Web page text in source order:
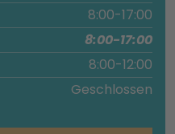
8:00-17:00
8:00-17:00
8:00-12:00
Geschlossen